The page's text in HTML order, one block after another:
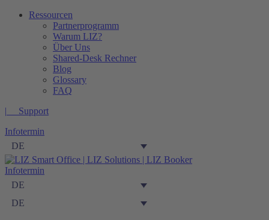
Ressourcen
Partnerprogramm
Warum LIZ?
Über Uns
Shared-Desk Rechner
Blog
Glossary
FAQ
|‎‎‎‎‏‏‎ ‎‏‏‎ ‎‏‏‎ ‎‏ ‎‏‏‎ Support
Infotermin
DE
Infotermin
DE
DE